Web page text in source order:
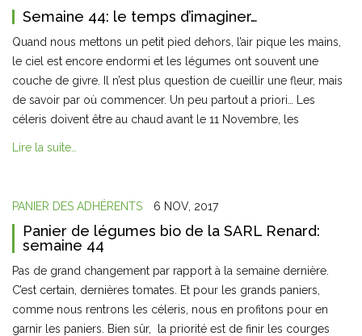
Semaine 44: le temps d’imaginer…
Quand nous mettons un petit pied dehors, l’air pique les mains,
le ciel est encore endormi et les légumes ont souvent une
couche de givre. Il n’est plus question de cueillir une fleur, mais
de savoir par où commencer. Un peu partout a priori… Les
céleris doivent être au chaud avant le 11 Novembre, les
Lire la suite…
PANIER DES ADHÉRENTS 6 NOV, 2017
Panier de légumes bio de la SARL Renard:
semaine 44
Pas de grand changement par rapport à la semaine dernière.
C’est certain, dernières tomates. Et pour les grands paniers,
comme nous rentrons les céleris, nous en profitons pour en
garnir les paniers. Bien sûr, la priorité est de finir les courges